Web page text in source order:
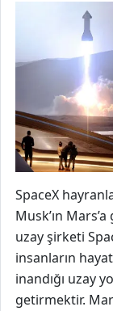
SpaceX
Musk’ın
uzay şirketi
insanların
inandığı uzay
getirmektir.